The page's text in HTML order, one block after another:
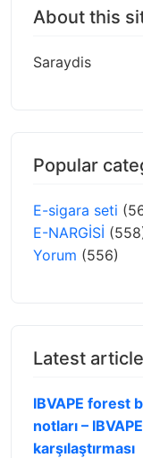
About this
Saraydis
Popular
E-sigara seti
E-NARGİSİ
Yorum (556)
Latest
IBVAPE forest
notları –
karşılaştırması